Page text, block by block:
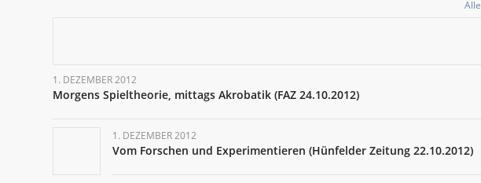
Alle
1. DEZEMBER 2012
Morgens Spieltheorie, mittags Akrobatik (FAZ 24.10.2012)
1. DEZEMBER 2012
Vom Forschen und Experimentieren (Hünfelder Zeitung 22.10.2012)